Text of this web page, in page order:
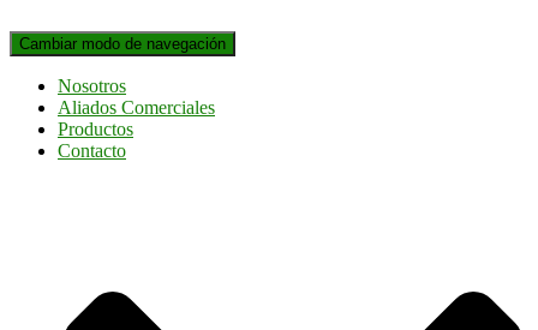
Cambiar modo de navegación
Nosotros
Aliados Comerciales
Productos
Contacto